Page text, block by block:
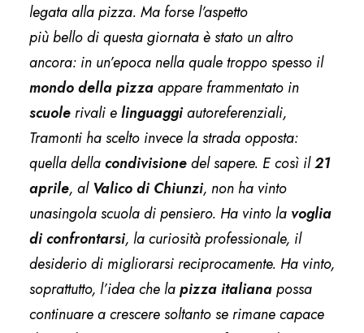
legata alla pizza. Ma forse l’aspetto
più bello di questa giornata è stato un altro
ancora: in un’epoca nella quale troppo spesso il
mondo della pizzaappare frammentato in
scuolerivali elinguaggiautoreferenziali,
Tramonti ha scelto invece la strada opposta:
quella dellacondivisionedel sapere. E così il21
aprile, alValico di Chiunzi, non ha vinto
unasingola scuola di pensiero. Ha vinto la voglia
di confrontarsi, la curiosità professionale, il
desiderio di migliorarsi reciprocamente. Ha vinto,
soprattutto, l’idea che lapizza italianapossa
continuare a crescere soltanto se rimane capace